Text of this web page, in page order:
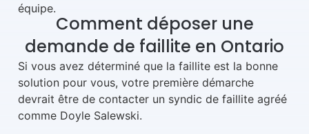
équipe.
Comment déposer une
demande de faillite en Ontario
Si vous avez déterminé que la faillite est la bonne
solution pour vous, votre première démarche
devrait être de contacter un syndic de faillite agréé
comme Doyle Salewski.